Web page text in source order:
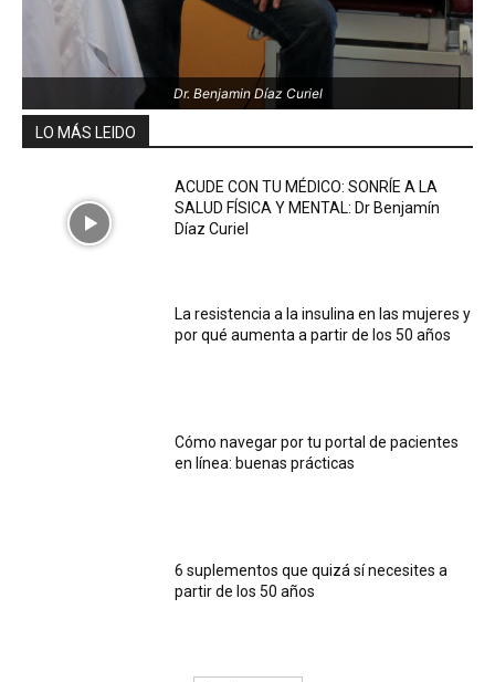
Dr. Benjamin Díaz Curiel
LO MÁS LEIDO
ACUDE CON TU MÉDICO: SONRÍE A LA
SALUD FÍSICA Y MENTAL: Dr Benjamín
Díaz Curiel
La resistencia a la insulina en las mujeres y
por qué aumenta a partir de los 50 años
Cómo navegar por tu portal de pacientes
en línea: buenas prácticas
6 suplementos que quizá sí necesites a
partir de los 50 años